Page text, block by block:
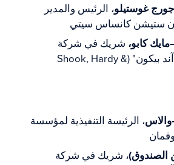
جورج غوستيلو، الرئيس والمدير
ستيشن كانساس سيتي
مايك كابو، شريك في شركة
"شوك، هاردي آند بيكون" (Shook, Hardy &
والاس، الرئيسة التنفيذية لمؤسسة
الصندوق)، شريك في شركة